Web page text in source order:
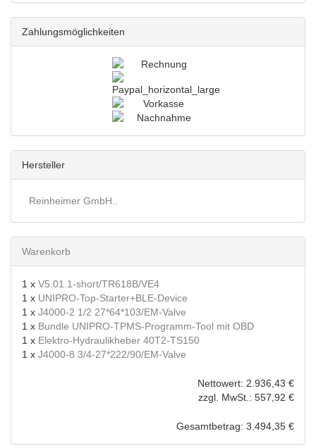
Zahlungsmöglichkeiten
Hersteller
Reinheimer GmbH..
Warenkorb
1 x V5.01.1-short/TR618B/VE4
1 x UNIPRO-Top-Starter+BLE-Device
1 x J4000-2 1/2 27*64*103/EM-Valve
1 x Bundle UNIPRO-TPMS-Programm-Tool mit OBD
1 x Elektro-Hydraulikheber 40T2-TS150
1 x J4000-8 3/4-27*222/90/EM-Valve
Nettowert: 2.936,43 €
zzgl. MwSt.: 557,92 €
Gesamtbetrag: 3.494,35 €